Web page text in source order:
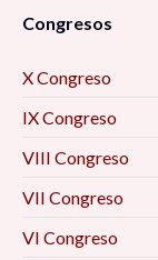
Congresos
X Congreso
IX Congreso
VIII Congreso
VII Congreso
VI Congreso